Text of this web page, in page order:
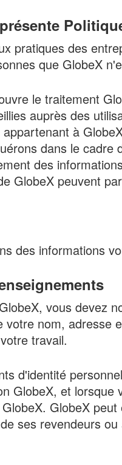
pratiques des
que GlobeX
le traitement
auprès des
à
dans le cadre
des
GlobeX peuvent
des informations
vous devez
nom, adresse
travail.
d'identité
GlobeX, et lorsque
GlobeX
ses revendeurs